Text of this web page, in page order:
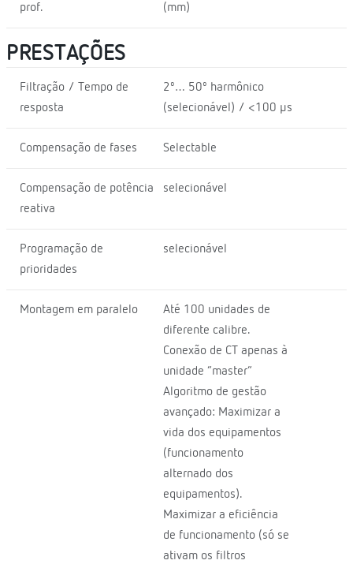
prof.
(mm)
PRESTAÇÕES
Filtração / Tempo de
resposta
2º… 50º harmônico
(selecionável) / <100 µs
Compensação de fases Selectable
Compensação de potência
reativa
selecionável
Programação de
prioridades
selecionável
Montagem em paralelo
Até 100 unidades de
diferente calibre.
Conexão de CT apenas à
unidade “master”
Algoritmo de gestão
avançado: Maximizar a
vida dos equipamentos
(funcionamento
alternado dos
equipamentos).
Maximizar a eficiência
de funcionamento (só se
ativam os filtros